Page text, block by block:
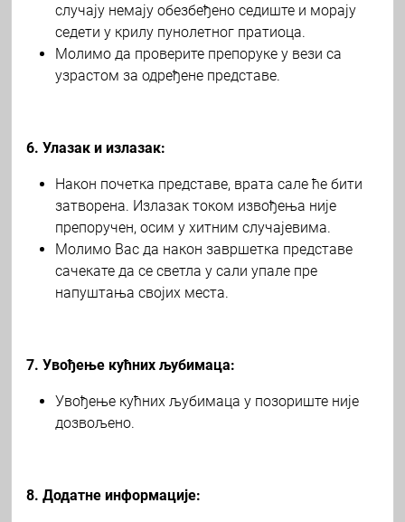
случају немају обезбеђено седиште и морају
седети у крилу пунолетног пратиоца.
Молимо да проверите препоруке у вези са
узрастом за одређене представе.
6. Улазак и излазак:
Након почетка представе, врата сале ће бити
затворена. Излазак током извођења није
препоручен, осим у хитним случајевима.
Молимо Вас да након завршетка представе
сачекате да се светла у сали упале пре
напуштања својих места.
7. Увођење кућних љубимаца:
Увођење кућних љубимаца у позориште није
дозвољено.
8. Додатне информације: